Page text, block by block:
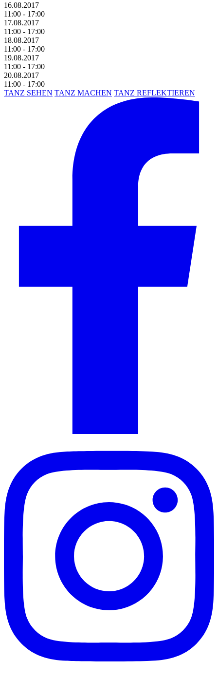
16.08.2017
11:00 - 17:00
17.08.2017
11:00 - 17:00
18.08.2017
11:00 - 17:00
19.08.2017
11:00 - 17:00
20.08.2017
11:00 - 17:00
TANZ SEHEN TANZ MACHEN TANZ REFLEKTIEREN